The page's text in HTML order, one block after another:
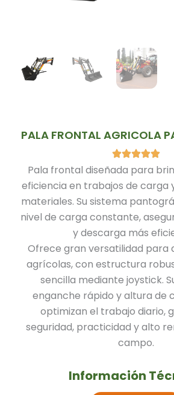
PALA FRONTAL AGRICOLA
Pala frontal diseñada para
eficiencia en trabajos de carga
materiales. Su sistema
nivel de carga constante,
y descarga más
Ofrece gran versatilidad para
agrícolas, con estructura
sencilla mediante joystick.
enganche rápido y altura de
optimizan el trabajo diario,
seguridad, practicidad y alto
campo.
Información